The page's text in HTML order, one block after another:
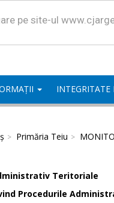
pe site-ul
Primăria Teiu
Teritoriale
Procedurile